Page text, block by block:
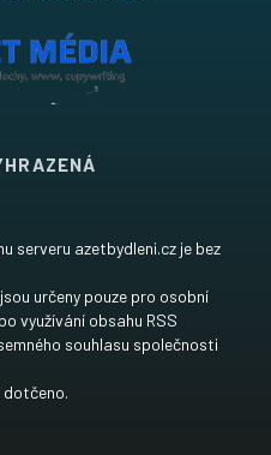
serveru azetbydleni.cz je bez
určeny pouze pro osobní
využívání obsahu RSS
souhlasu společnosti
dotčeno.